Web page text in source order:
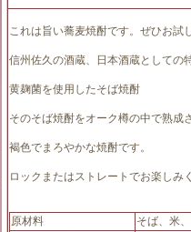
これは旨い蕎麦焼酎です。ぜひお試
信州佐久の酒蔵、日本酒蔵としての
黄麹菌を使用したそば焼酎
そのそば焼酎をオーク樽の中で熟成
褐色でまろやかな焼酎です。
ロックまたはストレートでお楽しみ
原材料
そば、米